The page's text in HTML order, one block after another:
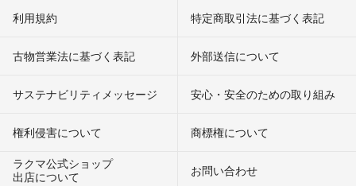
利用規約 特定商取引法に基づく表記
古物営業法に基づく表記 外部送信について
サステナビリティメッセージ 安心・安全のための取り組み
権利侵害について
商標権について
ラクマ公式ショップ
出店について
お問い合わせ